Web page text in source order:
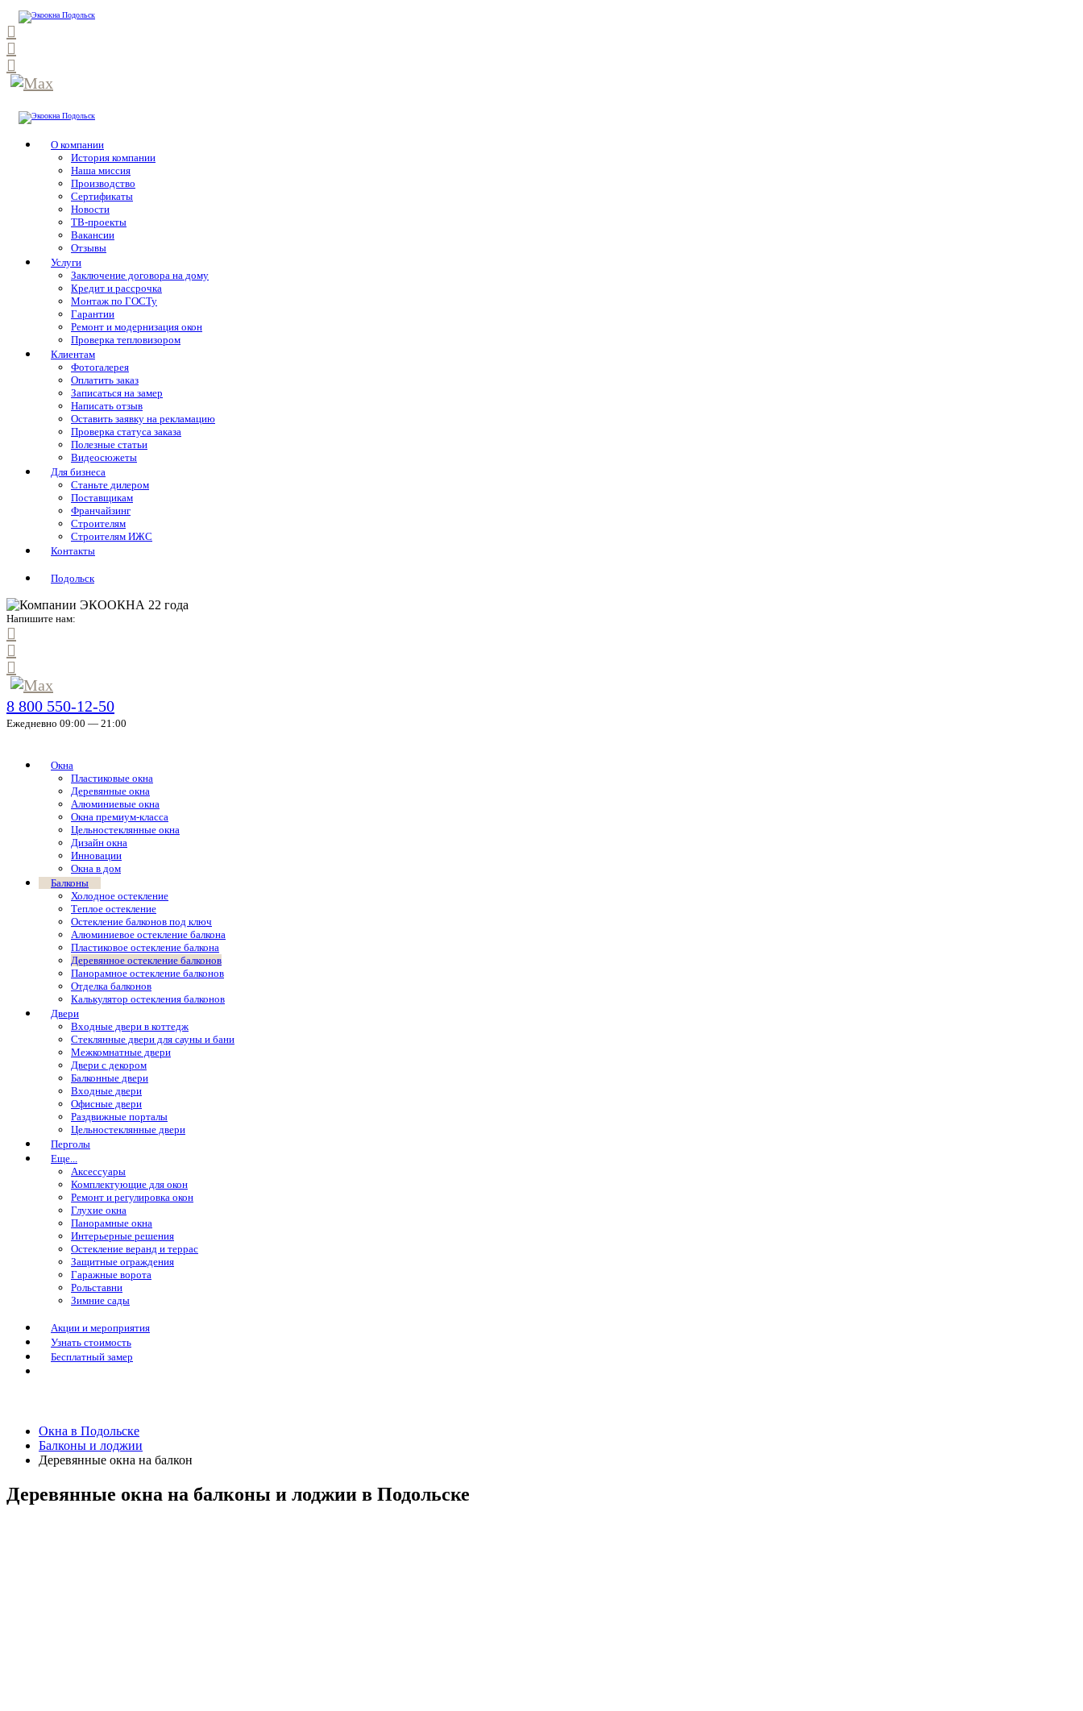
О компании
История компании
Наша миссия
Производство
Сертификаты
Новости
ТВ-проекты
Вакансии
Отзывы
Услуги
Заключение договора на дому
Кредит и рассрочка
Монтаж по ГОСТу
Гарантии
Ремонт и модернизация окон
Проверка тепловизором
Клиентам
Фотогалерея
Оплатить заказ
Записаться на замер
Написать отзыв
Оставить заявку на рекламацию
Проверка статуса заказа
Полезные статьи
Видеосюжеты
Для бизнеса
Станьте дилером
Поставщикам
Франчайзинг
Строителям
Строителям ИЖС
Контакты
Подольск
Напишите нам:
8 800 550-12-50
Ежедневно 09:00 — 21:00
Окна
Пластиковые окна
Деревянные окна
Алюминиевые окна
Окна премиум-класса
Цельностеклянные окна
Дизайн окна
Инновации
Окна в дом
Балконы
Холодное остекление
Теплое остекление
Остекление балконов под ключ
Алюминиевое остекление балкона
Пластиковое остекление балкона
Деревянное остекление балконов
Панорамное остекление балконов
Отделка балконов
Калькулятор остекления балконов
Двери
Входные двери в коттедж
Стеклянные двери для сауны и бани
Межкомнатные двери
Двери с декором
Балконные двери
Входные двери
Офисные двери
Раздвижные порталы
Цельностеклянные двери
Перголы
Еще...
Аксессуары
Комплектующие для окон
Ремонт и регулировка окон
Глухие окна
Панорамные окна
Интерьерные решения
Остекление веранд и террас
Защитные ограждения
Гаражные ворота
Рольставни
Зимние сады
Акции и мероприятия
Узнать стоимость
Бесплатный замер
Окна в Подольске
Балконы и лоджии
Деревянные окна на балкон
Деревянные окна на балконы и лоджии в Подольске